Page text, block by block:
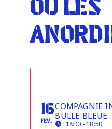
Infos pratiques
OU LES
16
FEV.
COMPAGNIE
BULLE BLEUE
18:00 - 18:50